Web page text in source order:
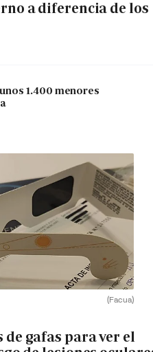
a diferencia de los
1.400 menores
(Facua)
gafas para ver el